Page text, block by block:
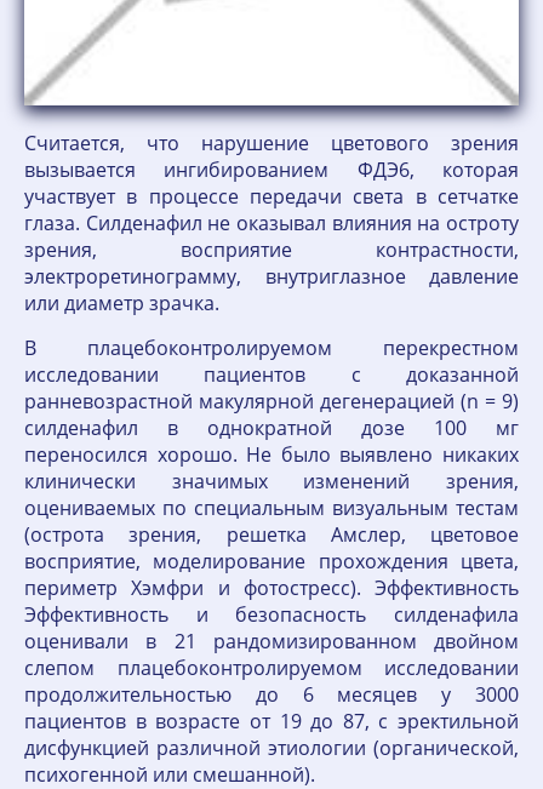
Считается, что нарушение цветового зрения
вызывается ингибированием ФДЭ6, которая
участвует в процессе передачи света в сетчатке
глаза. Силденафил не оказывал влияния на остроту
зрения, восприятие контрастности,
электроретинограмму, внутриглазное давление
или диаметр зрачка.
В плацебоконтролируемом перекрестном
исследовании пациентов с доказанной
ранневозрастной макулярной дегенерацией (n = 9)
силденафил в однократной дозе 100 мг
переносился хорошо. Не было выявлено никаких
клинически значимых изменений зрения,
оцениваемых по специальным визуальным тестам
(острота зрения, решетка Амслер, цветовое
восприятие, моделирование прохождения цвета,
периметр Хэмфри и фотостресс). Эффективность
Эффективность и безопасность силденафила
оценивали в 21 рандомизированном двойном
слепом плацебоконтролируемом исследовании
продолжительностью до 6 месяцев у 3000
пациентов в возрасте от 19 до 87, с эректильной
дисфункцией различной этиологии (органической,
психогенной или смешанной).